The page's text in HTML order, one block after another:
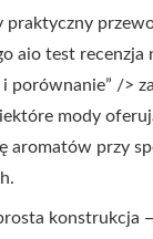
praktyczny
aio test recenzja
porównanie” />
mody
aromatów przy
konstrukcja